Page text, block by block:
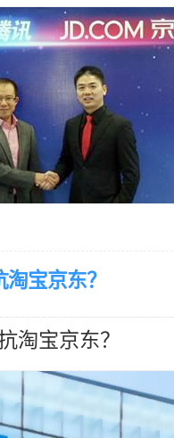
宝京东？
淘宝京东？